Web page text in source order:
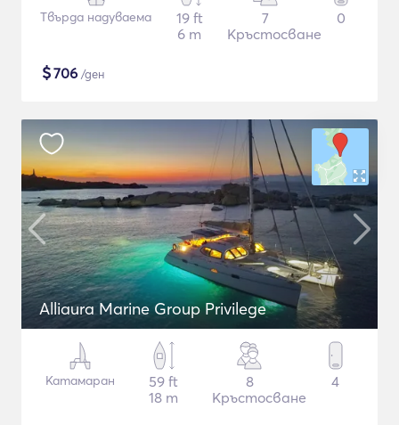
Твърда надуваема
19 ft
6 m
7
Кръстосване
0
$706 /ден
Alliaura Marine Group Privilege
Катамаран
59 ft
18 m
8
Кръстосване
4